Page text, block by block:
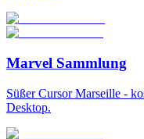
Marvel Sammlung
Süßer Cursor Marseille -
Desktop.